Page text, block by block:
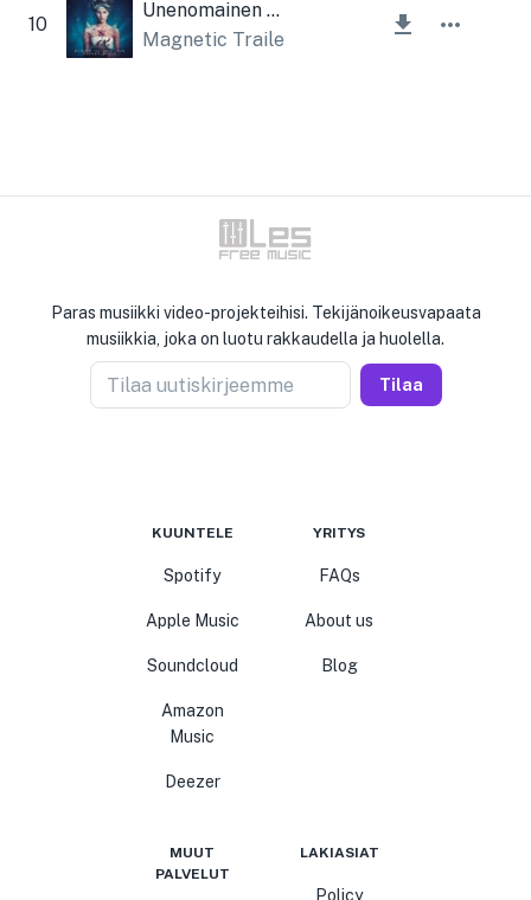
10
Unenomainen kuningatar
Magnetic Trailer
Paras musiikki video-projekteihisi. Tekijänoikeusvapaata
musiikkia, joka on luotu rakkaudella ja huolella.
Tilaa uutiskirjeemme Tilaa
KUUNTELE
Spotify
Apple Music
Soundcloud
Amazon
Music
Deezer
YRITYS
FAQs
About us
Blog
MUUT
PALVELUT
LAKIASIAT
Policy